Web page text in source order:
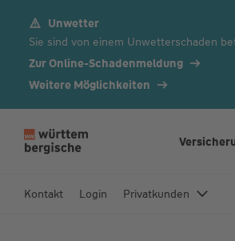
Unwetter
Sie sind von einem Unwetterschaden
Zur Online-Schadenmeldung
Weitere Möglichkeiten
riKontakt Login Privatkunden